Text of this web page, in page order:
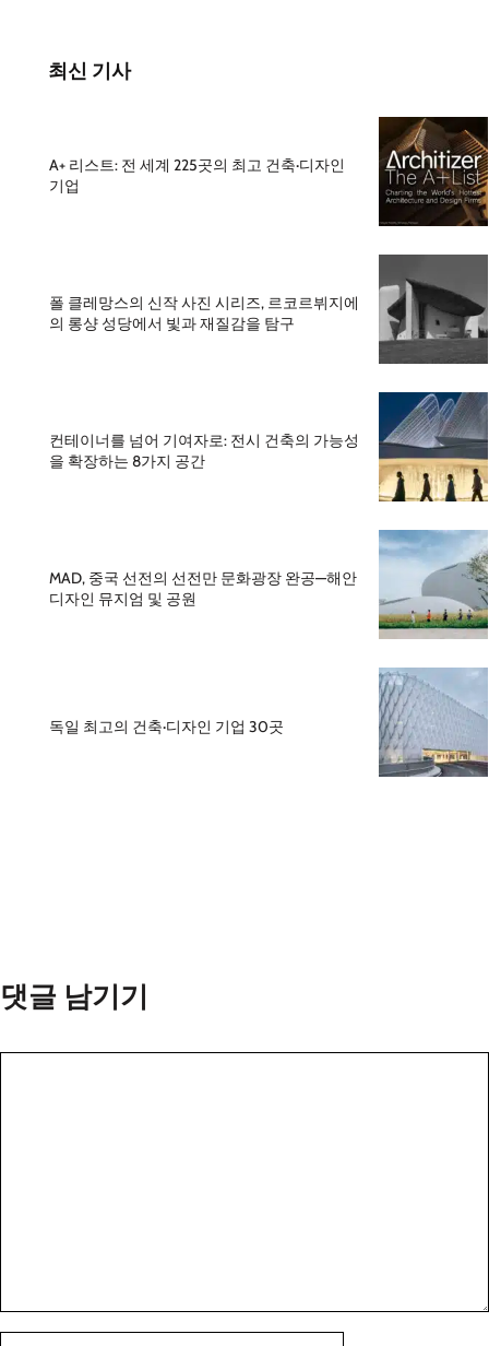
최신 기사
A+ 리스트: 전 세계 225곳의 최고 건축·디자인
기업
폴 클레망스의 신작 사진 시리즈, 르코르뷔지에
의 롱샹 성당에서 빛과 재질감을 탐구
컨테이너를 넘어 기여자로: 전시 건축의 가능성
을 확장하는 8가지 공간
MAD, 중국 선전의 선전만 문화광장 완공—해안
디자인 뮤지엄 및 공원
독일 최고의 건축·디자인 기업 30곳
댓글 남기기